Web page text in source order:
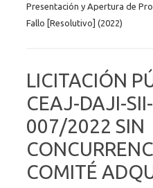
Presentación y Apertura de
Fallo [Resolutivo] (2022)
LICITACIÓN
CEAJ-DAJI-
007/2022 SIN
COMITÉ